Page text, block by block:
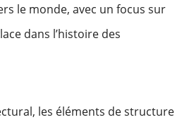
le monde, avec un focus sur
dans l’histoire des
les éléments de structure